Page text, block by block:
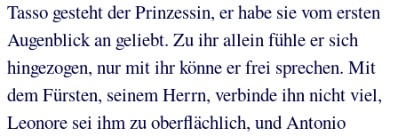
Tasso gesteht der Prinzessin, er habe sie vom ersten
Augenblick an geliebt. Zu ihr allein fühle er sich
hingezogen, nur mit ihr könne er frei sprechen. Mit
dem Fürsten, seinem Herrn, verbinde ihn nicht viel,
Leonore sei ihm zu oberflächlich, und Antonio